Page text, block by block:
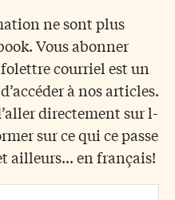
ne sont plus
Vous abonner
courriel est un
à nos articles.
directement sur l-
sur ce qui ce passe
ailleurs... en français!